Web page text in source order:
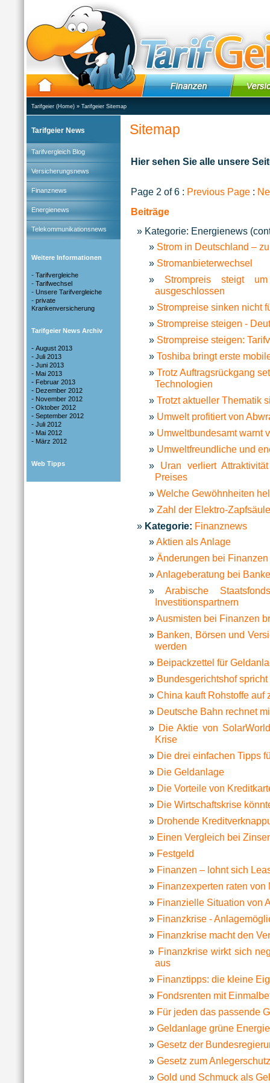
Tarifgeier (Home) » Tarifgeier Sitemap
Tarifgeier News
Tarifvergleich Blog
Versicherungsnews
Finanznews
Energienews
Telekommunikationsnews
Weitere Informationen
- Tarifvergleiche
- Tarifwechsel
- Unsere Tarifvergleiche
- private
Krankenversicherung
Tarifgeier News Archiv
- August 2013
- Juli 2013
- Juni 2013
- Mai 2013
- Februar 2013
- Dezember 2012
- November 2012
- Oktober 2012
- September 2012
- Juli 2012
- Mai 2012
- März 2012
Web Tipps
Sitemap
Hier sehen Sie alle unsere
Page 2 of 6 : Previous Page :
Beiträge
Kategorie: Energienews
Strom in Deutschland –
Stromanbieterwechsel
Strompreis steigt
ausgeschlossen
Strompreise sinken nicht
Strompreise steigen -
Strompreise steigen:
Toshiba bringt erste
Trotz Auftragsrückgang
Technologien
Trotzt aktueller Thematik
Umwelt profitiert von
Umweltbundesamt warnt
Umweltfreundliche und
Uran verliert
Preises
Welche Gewöhnheiten
Zahl der Elektro-
Kategorie: Finanznews
Aktien als Anlage
Änderungen bei
Anlageberatung bei
Arabische
Investitionspartnern
Ausmisten bei Finanzen
Banken, Börsen und
werden
Beipackzettel für
Bundesgerichtshof
China kauft Rohstoffe auf
Deutsche Bahn rechnet
Die Aktie von
Krise
Die drei einfachen Tipps
Die Geldanlage
Die Vorteile von
Die Wirtschaftskrise
Drohende
Einen Vergleich bei
Festgeld
Finanzen – lohnt sich
Finanzexperten raten
Finanzielle Situation von
Finanzkrise -
Finanzkrise macht den
Finanzkrise wirkt sich
aus
Finanztipps: die kleine
Fondsrenten mit
Für jeden das passende
Geldanlage grüne
Gesetz der
Gesetz zum
Gold und Schmuck als